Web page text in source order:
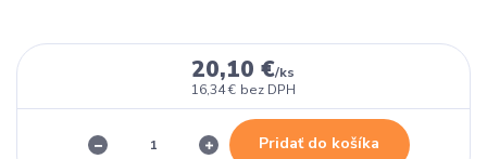
20,10 €/ks
16,34 € bez DPH
Pridať do košíka